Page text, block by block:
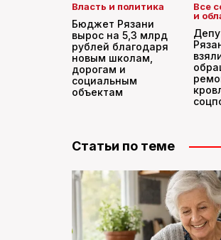
Власть и политика
Бюджет Рязани
вырос на 5,3 млрд
рублей благодаря
новым школам,
дорогам и
социальным
объектам
Все
и
Статьи по теме